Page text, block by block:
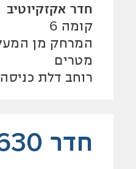
חדר אקזקיוטיב
קומה 6
מטרים
רוחב דלת כניסה 82 ס"מ
חדר 630